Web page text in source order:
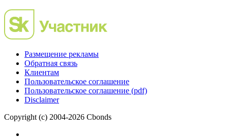
Размещение рекламы
Обратная связь
Клиентам
Пользовательское соглашение
Пользовательское соглашение (pdf)
Disclaimer
Copyright (c) 2004-2026 Cbonds